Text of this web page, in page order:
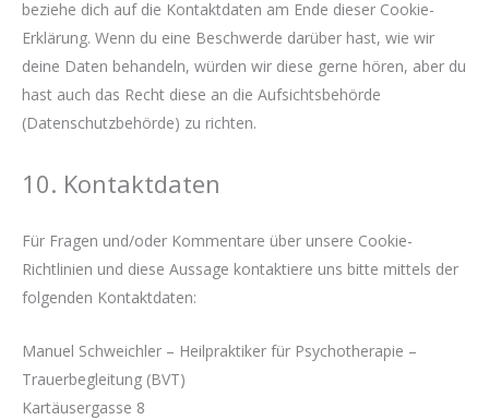
beziehe dich auf die Kontaktdaten am Ende dieser Cookie-
Erklärung. Wenn du eine Beschwerde darüber hast, wie wir
deine Daten behandeln, würden wir diese gerne hören, aber du
hast auch das Recht diese an die Aufsichtsbehörde
(Datenschutzbehörde) zu richten.
10. Kontaktdaten
Für Fragen und/oder Kommentare über unsere Cookie-
Richtlinien und diese Aussage kontaktiere uns bitte mittels der
folgenden Kontaktdaten:
Manuel Schweichler – Heilpraktiker für Psychotherapie –
Trauerbegleitung (BVT)
Kartäusergasse 8